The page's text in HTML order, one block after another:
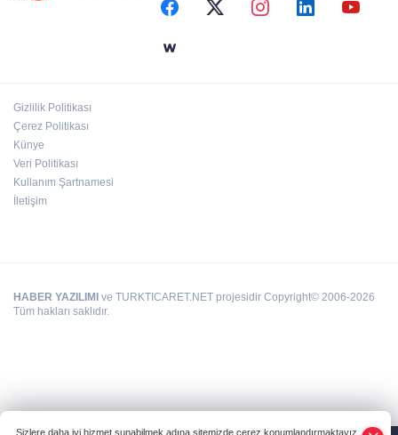
Emre Bildirici ve Emine Koruer’in mutlu
Gizlilik Politikası
Çerez Politikası
Künye
Veri Politikası
Kullanım Şartnamesi
İletişim
HABER YAZILIMI ve TURKTICARET.NET projesidir Copyright© 2006-2026
Tüm hakları saklıdır.
Sizlere daha iyi hizmet sunabilmek adına sitemizde çerez konumlandırmaktayız.